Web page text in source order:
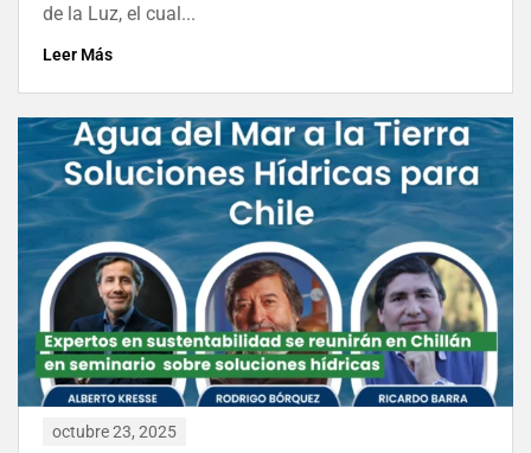
de la Luz, el cual...
Leer Más
octubre 23, 2025